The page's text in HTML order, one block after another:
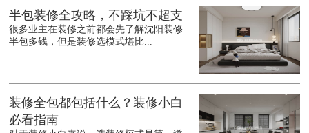
半包装修全攻略，不踩坑不超支
很多业主在装修之前都会先了解沈阳装修
半包多钱，但是装修选模式堪比...
装修全包都包括什么？装修小白
必看指南